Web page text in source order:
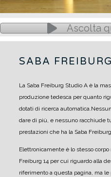
Ascolta
SABA
La Saba Freiburg Studio A è la
produzione tedesca per quanto
dotati di ricerca automatica.
dare di più, e nessuno racchiude
prestazioni che ha la Saba
Elettronicamente è lo stesso
Freiburg 14 per cui riguardo alla
riferimento a questa pagina, ma